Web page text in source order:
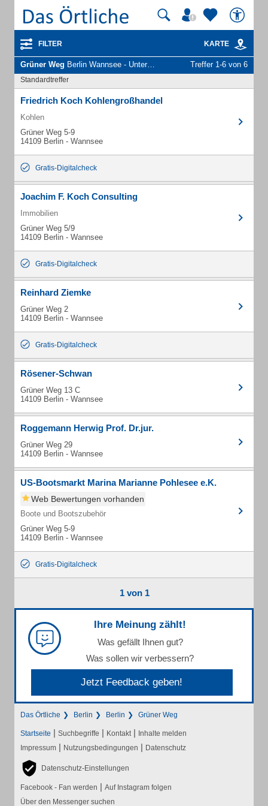
FILTER KARTE
Grüner Weg Berlin Wannsee - Unternehmen und Personen Treffer 1-6 von 6
Standardtreffer
Friedrich Koch Kohlengroßhandel
Kohlen
Grüner Weg 5-9
14109 Berlin - Wannsee
Gratis-Digitalcheck
Joachim F. Koch Consulting
Immobilien
Grüner Weg 5/9
14109 Berlin - Wannsee
Gratis-Digitalcheck
Reinhard Ziemke
Grüner Weg 2
14109 Berlin - Wannsee
Gratis-Digitalcheck
Rösener-Schwan
Grüner Weg 13 C
14109 Berlin - Wannsee
Roggemann Herwig Prof. Dr.jur.
Grüner Weg 29
14109 Berlin - Wannsee
US-Bootsmarkt Marina Marianne Pohlesee e.K.
Web Bewertungen vorhanden
Boote und Bootszubehör
Grüner Weg 5-9
14109 Berlin - Wannsee
Gratis-Digitalcheck
1 von 1
Ihre Meinung zählt!
Was gefällt Ihnen gut?
Was sollen wir verbessern?
Jetzt Feedback geben!
Das Örtliche Berlin Berlin Grüner Weg
Startseite | Suchbegriffe | Kontakt | Inhalte melden
Impressum | Nutzungsbedingungen | Datenschutz
Datenschutz-Einstellungen
Facebook - Fan werden | Auf Instagram folgen
Über den Messenger suchen